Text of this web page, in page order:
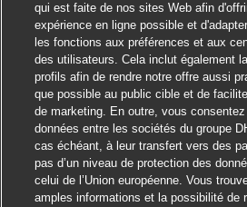
Remarque : utilisez les filtres d'affinage
dessus pour obtenir de meilleures
Je souhaite recevoir des ​​​​​​​offres
correspondent pendant 12 mois. Je
cliquant sur le lien au bas de chaque
ailleurs, je peux gérer mes données
site Internet.
Adresse e-mailRequired
qui est faite de nos sites Web afin
expérience en ligne possible et
les fonctions aux préférences et aux
des utilisateurs. Cela inclut également
profils afin de rendre notre offre aussi
que possible au public cible et de
de marketing. En outre, vous
données entre les sociétés du groupe
cas échéant, à leur transfert vers des
pas d’un niveau de protection des
celui de l’Union européenne. Vous
amples informations et la possibilité de
Salut ! Vous êtes à la recherche
emploi ?
Trouver un emploi